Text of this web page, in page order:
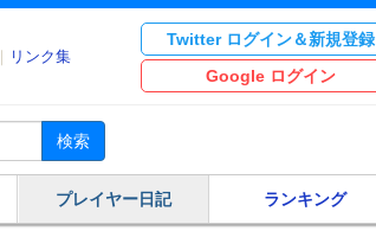
リンク集
Twitter ログイン＆新規登録
Google ログイン
検索
プレイヤー日記 ランキング